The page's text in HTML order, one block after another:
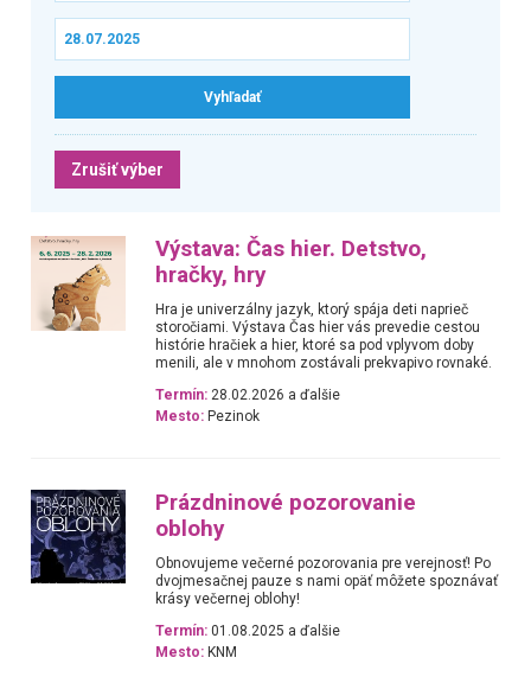
Zrušiť výber
Výstava: Čas hier. Detstvo,
hračky, hry
Hra je univerzálny jazyk, ktorý spája deti naprieč
storočiami. Výstava Čas hier vás prevedie cestou
histórie hračiek a hier, ktoré sa pod vplyvom doby
menili, ale v mnohom zostávali prekvapivo rovnaké.
Termín: 28.02.2026 a ďalšie
Mesto: Pezinok
Prázdninové pozorovanie
oblohy
Obnovujeme večerné pozorovania pre verejnosť! Po
dvojmesačnej pauze s nami opäť môžete spoznávať
krásy večernej oblohy!
Termín: 01.08.2025 a ďalšie
Mesto: KNM